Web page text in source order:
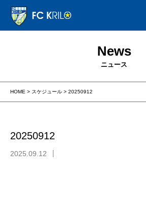
News
ニュース
HOME > スケジュール > 20250912
20250912
2025.09.12